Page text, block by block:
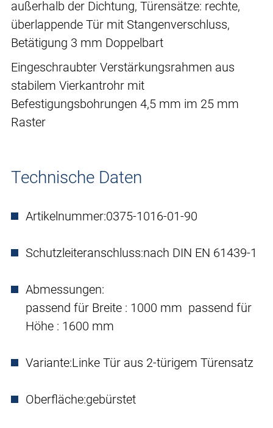
außerhalb der Dichtung, Türensätze: rechte,
überlappende Tür mit Stangenverschluss,
Betätigung 3 mm Doppelbart
Eingeschraubter Verstärkungsrahmen aus
stabilem Vierkantrohr mit
Befestigungsbohrungen 4,5 mm im 25 mm
Raster
Technische Daten
Artikelnummer:0375-1016-01-90
Schutzleiteranschluss:nach DIN EN 61439-1
Abmessungen:
passend für Breite : 1000 mm passend für
Höhe : 1600 mm
Variante:Linke Tür aus 2-türigem Türensatz
Oberfläche:gebürstet